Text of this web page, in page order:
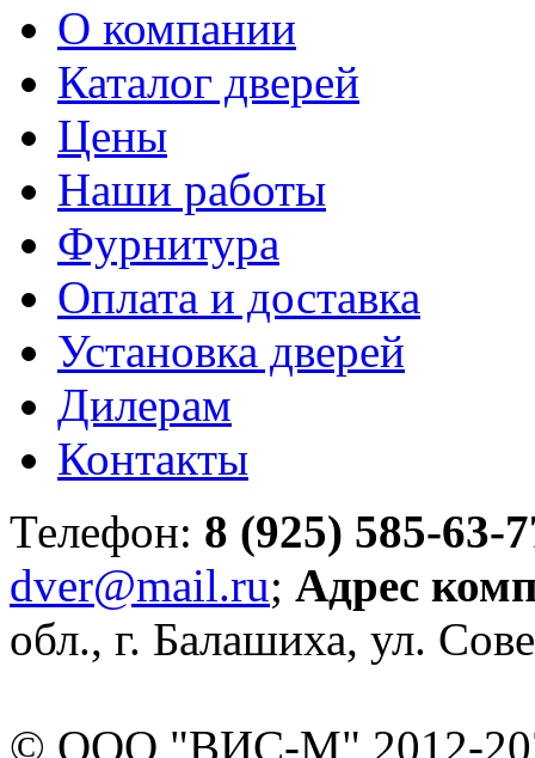
О компании
Каталог дверей
Цены
Наши работы
Фурнитура
Оплата и доставка
Установка дверей
Дилерам
Контакты
Телефон: 8 (925) 585-63-
dver@mail.ru; Адрес
обл., г. Балашиха, ул.
© ООО "ВИС-М" 2012-